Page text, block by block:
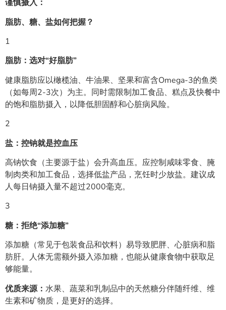
谨慎摄入：
脂肪、糖、盐如何把握？
1
脂肪：选对“好脂肪”
健康脂肪应以橄榄油、牛油果、坚果和富含Omega-3的鱼类
（如每周2-3次）为主。同时需限制加工食品、糕点及快餐中
的饱和脂肪摄入，以降低胆固醇和心脏病风险。
2
盐：控钠就是控血压
高钠饮食（主要源于盐）会升高血压。应控制咸味零食、腌
制肉类和加工食品，选择低盐产品，烹饪时少放盐。建议成
人每日钠摄入量不超过2000毫克。
3
糖：拒绝“添加糖”
添加糖（常见于包装食品和饮料）易导致肥胖、心脏病和脂
肪肝。人体无需额外摄入添加糖，也能从健康食物中获取足
够能量。
优质来源： 水果、蔬菜和乳制品中的天然糖分伴随纤维、维
生素和矿物质，是更好的选择。